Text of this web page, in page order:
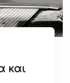
και